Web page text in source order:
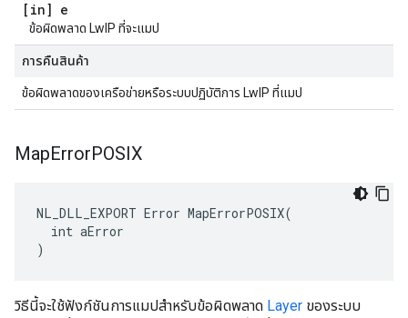
[in] e
ข้อผิดพลาด LwIP ที่จะแมป
การคืนสินค้า
ข้อผิดพลาดของเครือข่ายหรือระบบปฏิบัติการ LwIP ที่แมป
MapErrorPOSIX
NL_DLL_EXPORT Error MapErrorPOSIX(
  int aError
)
วิธีนี้จะใช้ฟังก์ชันการแมปสำหรับข้อผิดพลาด Layer ของระบบ